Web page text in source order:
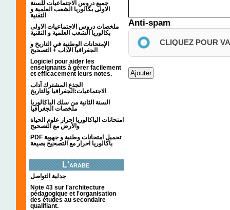
جميع دروس الاجتماعيات للسنة
الاولى بكالوريا الشعب العلمية و
التقنية
ملخصات دروس الاجتماعيات الاولى
بكالوريا الشعب العلمية و التقنية
الإمتحانات الوطنية في التاريخ و
الجغرافيا الآداب + التصحيح
Logiciel pour aider les
enseignants à gérer facilement
et efficacement leurs notes.
الجذع المشترك آداب
الاجتماعيات:الجغرافيا والتاريخ
السنة الثانية من سلك الباكالوريا
ملخصات الجغرافيا
امتحانات الباكالوريا احرار علوم الحياة
والأرض مع التصحيح
PDF تحميل امتحانات وطنية و جهوية
باكالوريا احرار مع التصحيح بصيغة
L'arabe
جدلية التواصل
Note 43 sur l'architecture
pédagogique et l'organisation
des études au secondaire
qualifiant.
Anti-spam
CLIQUEZ POUR